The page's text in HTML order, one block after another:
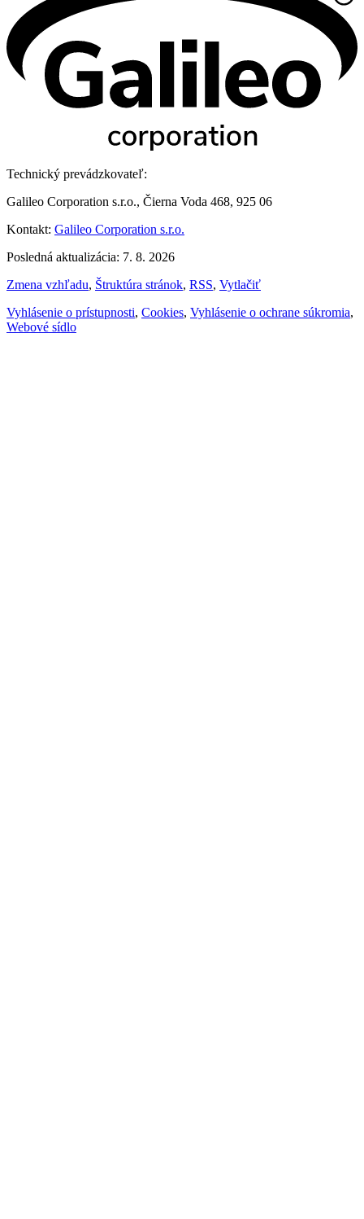
Technický prevádzkovateľ:
Galileo Corporation s.r.o., Čierna Voda 468, 925 06
Kontakt: Galileo Corporation s.r.o.
Posledná aktualizácia: 7. 8. 2026
Zmena vzhľadu, Štruktúra stránok, RSS, Vytlačiť
Vyhlásenie o prístupnosti, Cookies, Vyhlásenie o ochrane súkromia,
Webové sídlo